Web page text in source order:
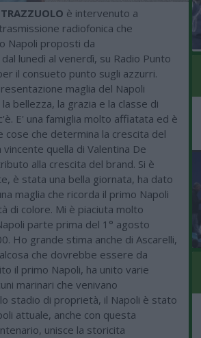
è intervenuto a
radiofonica che
Napoli proposti da
lunedì al venerdì, su Radio Punto
il consueto punto sugli azzurri.
maglia del Napoli
bellezza, la grazia e la classe di
E' una famiglia molto affiatata ed è
che determina la crescita del
quella di Valentina De
alla crescita del brand. Si è
è stata una bella giornata, ha dato
maglia che ricorda il primo Napoli
di colore. Mi è piaciuta molto
parte prima del 1° agosto
Ho grande stima anche di Ascarelli,
che dovrebbe essere da
il primo Napoli, ha unito varie
marinari che venivano
stadio di proprietà, il Napoli è stato
attuale, anche con questa
unisce la storicita